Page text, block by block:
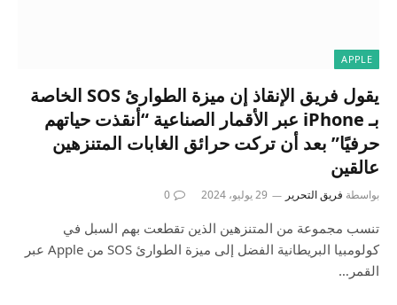
APPLE
يقول فريق الإنقاذ إن ميزة الطوارئ SOS الخاصة
بـ iPhone عبر الأقمار الصناعية “أنقذت حياتهم
حرفيًا” بعد أن تركت حرائق الغابات المتنزهين
عالقين
بواسطة فريق التحرير 29 يوليو، 2024 0
تنسب مجموعة من المتنزهين الذين تقطعت بهم السبل في
كولومبيا البريطانية الفضل إلى ميزة الطوارئ SOS من Apple عبر
القمر…